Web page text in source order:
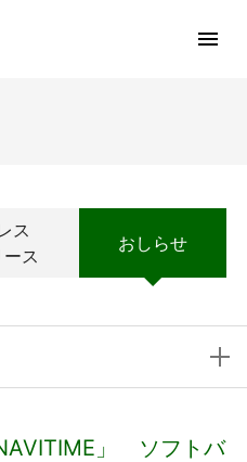
ス
ース
おしらせ
」 ソフトバ